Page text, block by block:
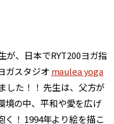
が、日本でRYT200ヨガ指
ガスタジオ maulea yoga
した！！ 先生は、父方が
境の中、平和や愛を広げ
！ 1994年より絵を描こ